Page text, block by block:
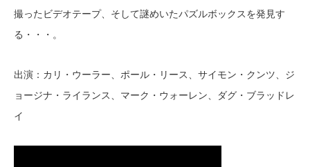
撮ったビデオテープ、そして謎めいたパズルボックスを発見す
る・・・。
出演：カリ・ウーラー、ポール・リース、サイモン・クンツ、ジ
ョージナ・ライランス、マーク・ウォーレン、ダグ・ブラッドレ
イ